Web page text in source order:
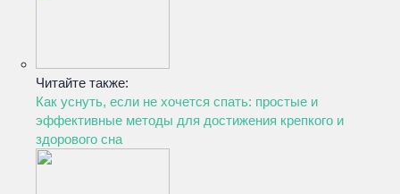
Читайте также:
Как уснуть, если не хочется спать: простые и
эффективные методы для достижения крепкого и
здорового сна